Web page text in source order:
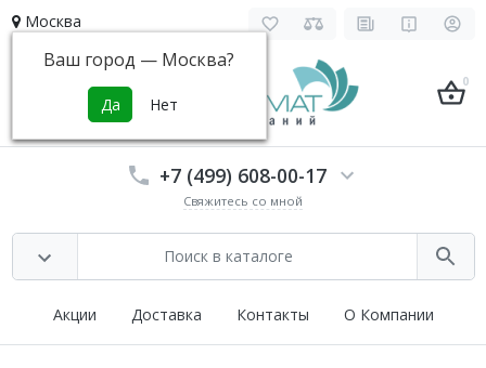
Москва
Ваш город — Москва?
0
+7 (499) 608-00-17
Свяжитесь со мной
Акции Доставка Контакты О Компании